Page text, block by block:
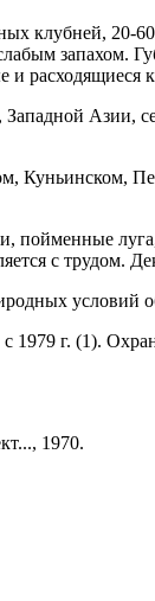
клубней,
запа­хом.
и расходящиеся
Азии,
Куньинском,
пойменные
с трудом.
условий
г. (1).
1970.